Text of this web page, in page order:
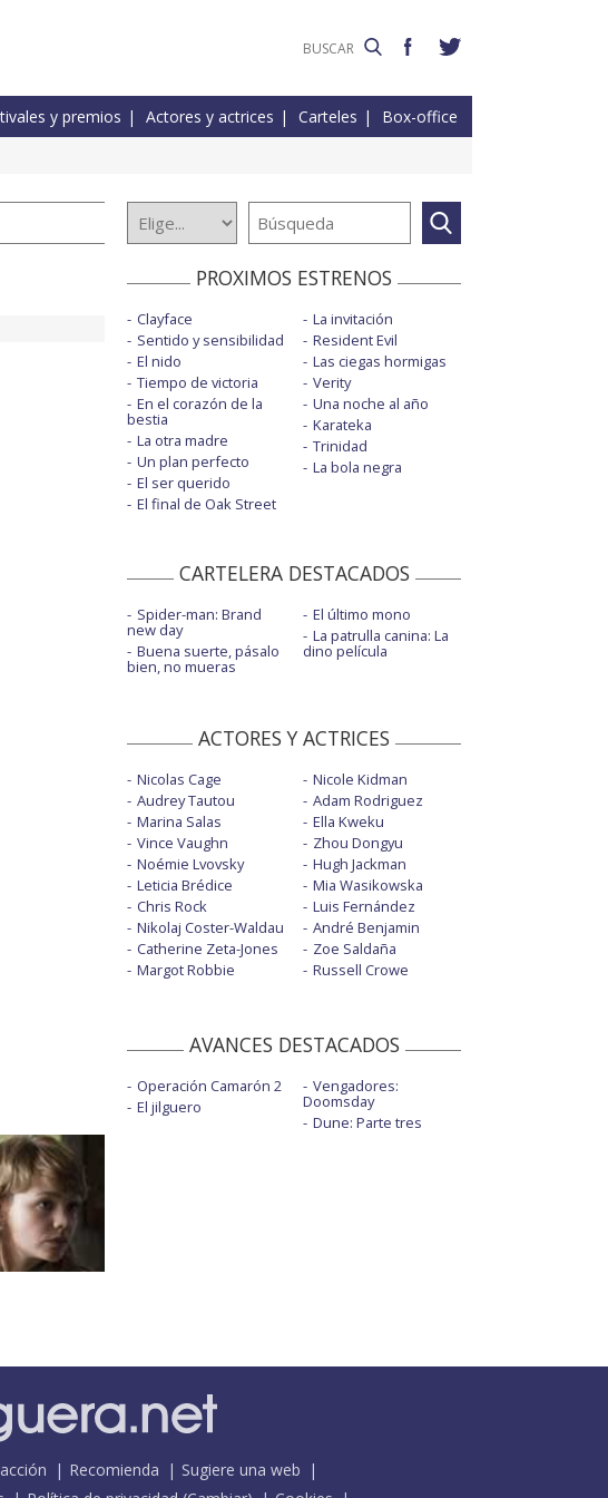
y premios Actores y actrices Carteles Box-office
PROXIMOS ESTRENOS
Clayface
Sentido y sensibilidad
El nido
Tiempo de victoria
En el corazón de la
bestia
La otra madre
Un plan perfecto
El ser querido
El final de Oak Street
La invitación
Resident Evil
Las ciegas hormigas
Verity
Una noche al año
Karateka
Trinidad
La bola negra
CARTELERA DESTACADOS
Spider-man: Brand
new day
Buena suerte, pásalo
bien, no mueras
El último mono
La patrulla canina: La
dino película
ACTORES Y ACTRICES
Nicolas Cage
Audrey Tautou
Marina Salas
Vince Vaughn
Noémie Lvovsky
Leticia Brédice
Chris Rock
Nikolaj Coster-Waldau
Catherine Zeta-Jones
Margot Robbie
Nicole Kidman
Adam Rodriguez
Ella Kweku
Zhou Dongyu
Hugh Jackman
Mia Wasikowska
Luis Fernández
André Benjamin
Zoe Saldaña
Russell Crowe
AVANCES DESTACADOS
Operación Camarón 2
El jilguero
Vengadores:
Doomsday
Dune: Parte tres
Recomienda
Sugiere una web